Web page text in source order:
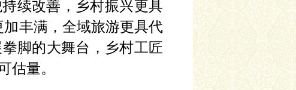
续改善，乡村振兴更具
丰满，全域旅游更具代
脚的大舞台，乡村工匠
估量。